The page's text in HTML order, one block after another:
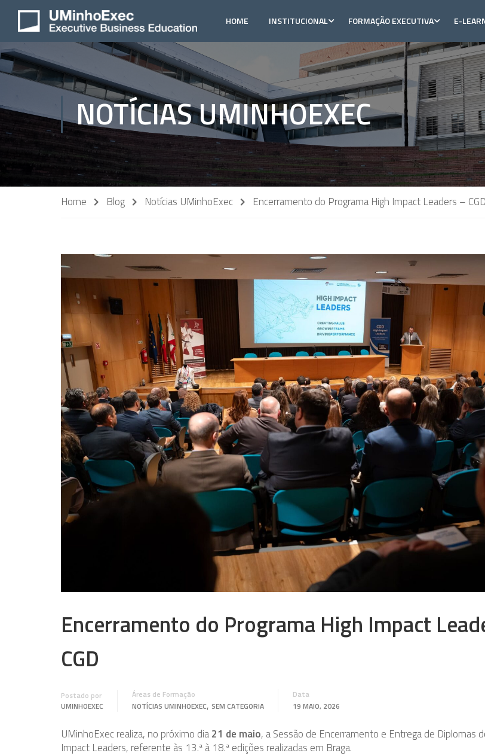
HOME INSTITUCIONAL FORMAÇÃO EXECUTIVA E-
NOTÍCIAS UMINHOEXEC
Home Blog Notícias UMinhoExec Encerramento do Programa High Impact Leaders – CGD
Encerramento do Programa High Impact
CGD
Postado por
UMINHOEXEC
Áreas de Formação
NOTÍCIAS UMINHOEXEC, SEM CATEGORIA
Data
19 MAIO, 2026
UMinhoExec realiza, no próximo dia21 de maio, a Sessão de Encerramento e Entrega de Diplomas
Impact Leaders, referente às 13.ª à 18.ª edições realizadas em Braga.